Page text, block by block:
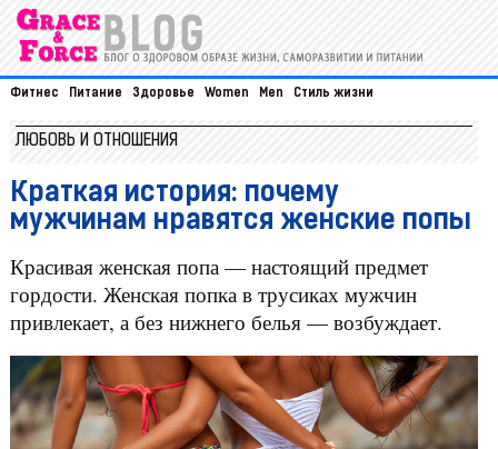
Фитнес Питание Здоровье Women Men Стиль жизни
ЛЮБОВЬ И ОТНОШЕНИЯ
Краткая история: почему
мужчинам нравятся женские попы
Красивая женская попа — настоящий предмет
гордости. Женская попка в трусиках мужчин
привлекает, а без нижнего белья — возбуждает.